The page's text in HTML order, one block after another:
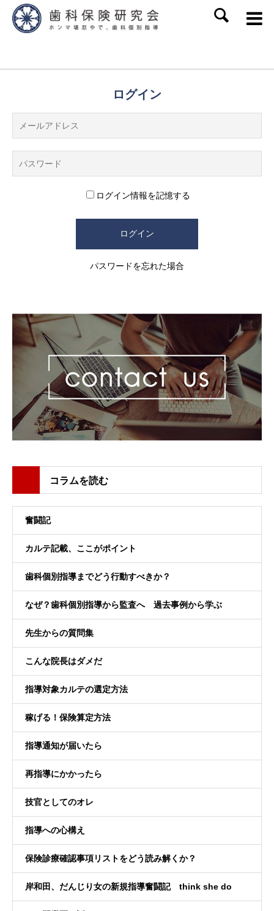
ログイン
ログイン情報を記憶する
パスワードを忘れた場合
コラムを読む
奮闘記
カルテ記載、ここがポイント
歯科個別指導までどう行動すべきか？
なぜ？歯科個別指導から監査へ 過去事例から学ぶ
先生からの質問集
こんな院長はダメだ
指導対象カルテの選定方法
稼げる！保険算定方法
指導通知が届いたら
再指導にかかったら
技官としてのオレ
指導への心構え
保険診療確認事項リストをどう読み解くか？
岸和田、だんじり女の新規指導奮闘記 think she do